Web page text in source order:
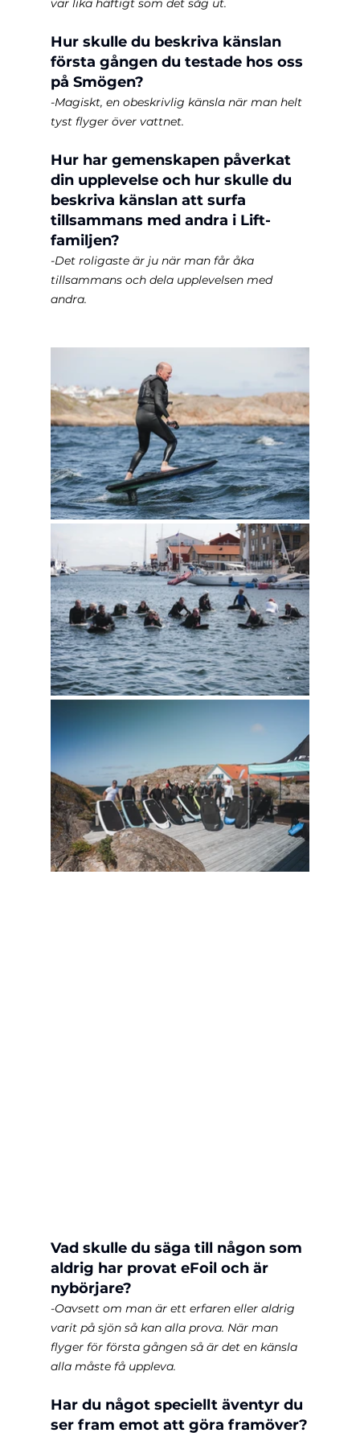
var lika häftigt som det såg ut.
Hur skulle du beskriva känslan
första gången du testade hos oss
på Smögen?
-Magiskt, en obeskrivlig känsla när man helt
tyst flyger över vattnet.
Hur har gemenskapen påverkat
din upplevelse och hur skulle du
beskriva känslan att surfa
tillsammans med andra i Lift-
familjen?
-Det roligaste är ju när man får åka
tillsammans och dela upplevelsen med
andra.
Vad skulle du säga till någon som
aldrig har provat eFoil och är
nybörjare?
-Oavsett om man är ett erfaren eller aldrig
varit på sjön så kan alla prova. När man
flyger för första gången så är det en känsla
alla måste få uppleva.
Har du något speciellt äventyr du
ser fram emot att göra framöver?